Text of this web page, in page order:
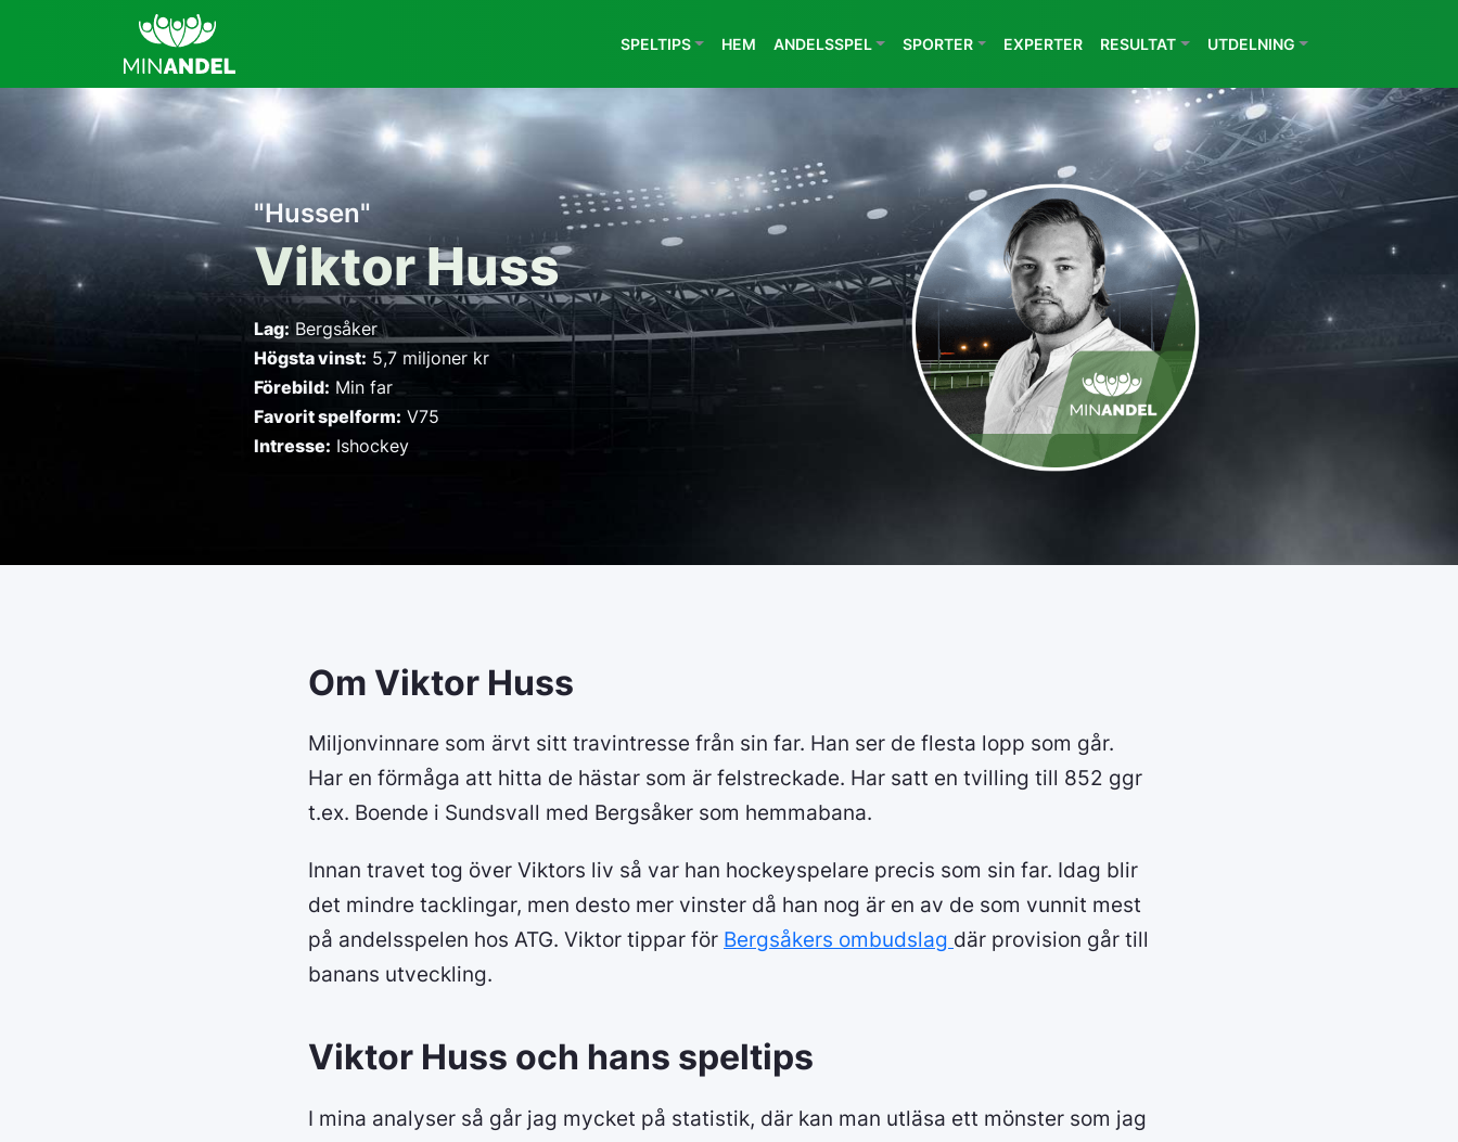
SPELTIPS HEM ANDELSSPEL SPORTER EXPERTER RESULTAT UTDELNING
"Hussen"
Viktor Huss
Lag: Bergsåker
Högsta vinst: 5,7 miljoner kr
Förebild: Min far
Favorit spelform: V75
Intresse: Ishockey
Om Viktor Huss
Miljonvinnare som ärvt sitt travintresse från sin far. Han ser de flesta lopp som går.
Har en förmåga att hitta de hästar som är felstreckade. Har satt en tvilling till 852 ggr
t.ex. Boende i Sundsvall med Bergsåker som hemmabana.
Innan travet tog över Viktors liv så var han hockeyspelare precis som sin far. Idag blir
det mindre tacklingar, men desto mer vinster då han nog är en av de som vunnit mest
på andelsspelen hos ATG. Viktor tippar för Bergsåkers ombudslag där provision går till
banans utveckling.
Viktor Huss och hans speltips
I mina analyser så går jag mycket på statistik, där kan man utläsa ett mönster som jag